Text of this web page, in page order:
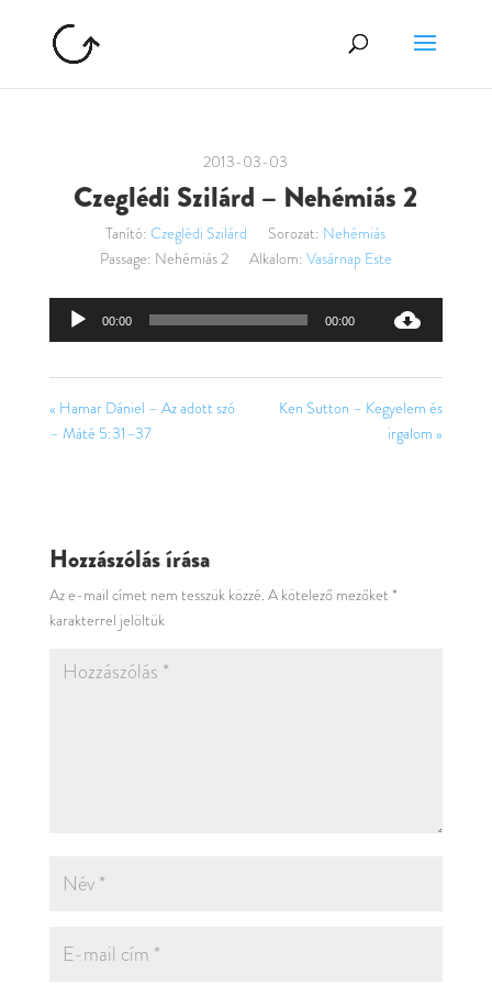
2013-03-03
Czeglédi Szilárd – Nehémiás 2
Tanító: Czeglédi Szilárd Sorozat: Nehémiás
Passage: Nehémiás 2 Alkalom: Vasárnap Este
Audió
00:00 00:00
« Hamar Dániel – Az adott szó
– Máté 5:31–37
Ken Sutton – Kegyelem és
irgalom »
Hozzászólás írása
Az e-mail címet nem tesszük közzé. A kötelező mezőket *
karakterrel jelöltük